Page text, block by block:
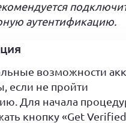
аутентификацию.
возможности
если не пройти
Для начала
кнопку «Get